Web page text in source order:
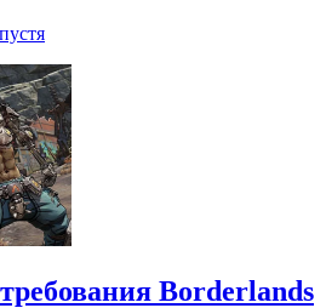
Borderlands